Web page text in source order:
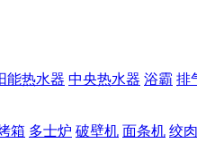
能热水器 中央热水器 浴霸 排
箱 多士炉 破壁机 面条机 绞